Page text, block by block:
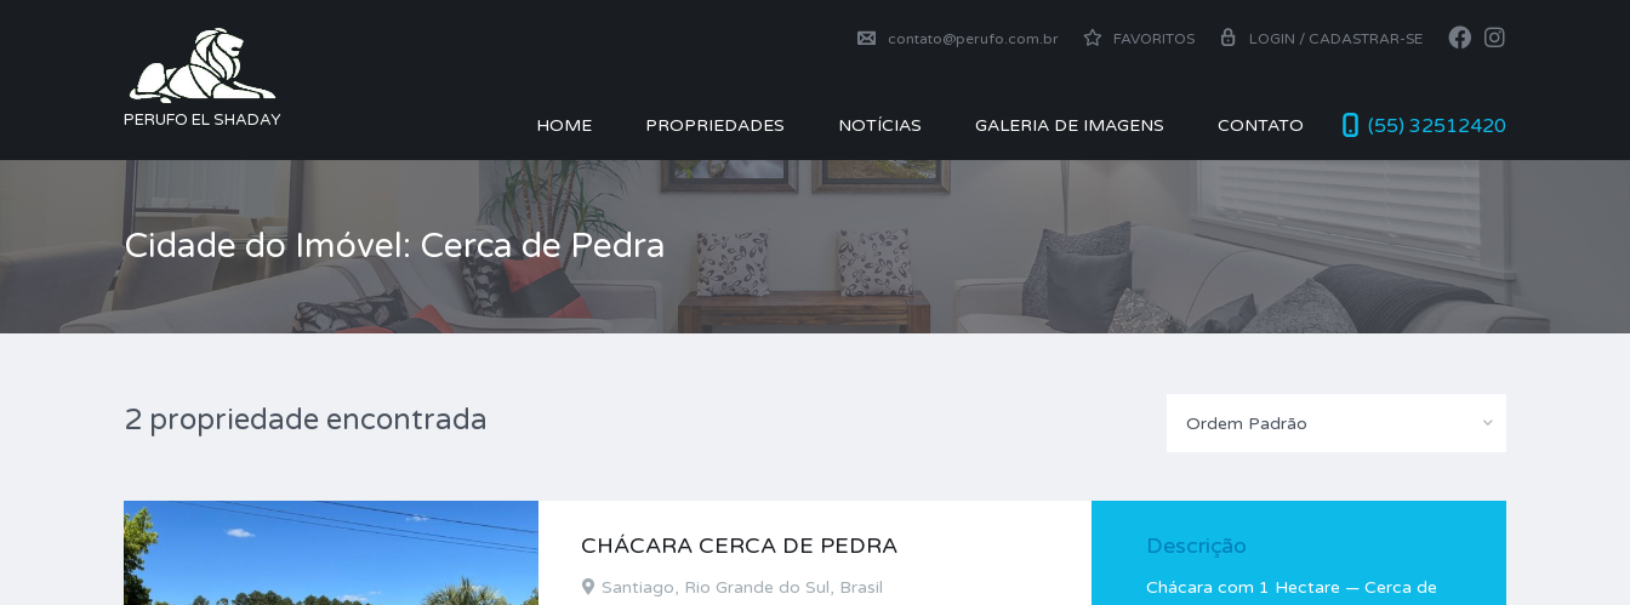
PERUFO EL SHADAY
contato@perufo.com.br FAVORITOS LOGIN / CADASTRAR-SE
(55) 32512420
HOME PROPRIEDADES NOTÍCIAS GALERIA DE IMAGENS CONTATO
Cidade do Imóvel: Cerca de Pedra
2 propriedade encontrada Ordem Padrão
CHÁCARA CERCA DE PEDRA
Santiago, Rio Grande do Sul, Brasil
Descrição
Chácara com 1 Hectare — Cerca de